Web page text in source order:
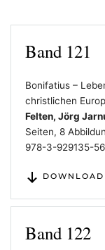
Band 121
Bonifatius –
christlichen
Felten, Jörg
Seiten, 8
978-3-929135-
DOWNLOAD
Band 122